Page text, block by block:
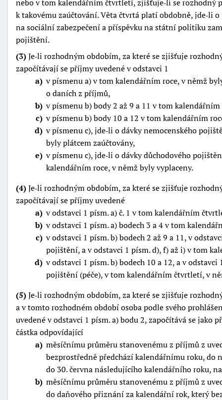
nebo v tom kalendářním čtvrtletí, zjišťuje‑li se rozhodný
k takovému zaúčtování. Věta čtvrtá platí obdobně, jde‑li
na sociální zabezpečení a příspěvku na státní politiku
pojištění.
(3)Je‑li rozhodným obdobím, za které se zjišťuje
započítávají se příjmy uvedené v odstavci 1
a v písmenu a) v tom kalendářním roce, v němž
o daních z příjmů,
b v písmenu b) body 2 až 9 a 11 v tom
c v písmenu b) body 10 a 12 v tom kalendářním
d v písmenu c), jde‑li o dávky nemocenského
byly plátcem zaúčtovány,
e v písmenu c), jde‑li o dávky důchodového
kalendářním roce, v němž byly vyplaceny.
(4)Je‑li rozhodným obdobím, za které se zjišťuje
započítávají se příjmy uvedené
a v odstavci 1 písm. a) č. 1 v tom kalendářním
b v odstavci 1 písm. a) bodech 3 a 4 v tom
c v odstavci 1 písm. b) bodech 2 až 9 a 11, v
pojištění, a v odstavci 1 písm. d), f) až i) v tom
d v odstavci 1 písm. b) bodech 10 a 12, a v
pojištění (péče), v tom kalendářním čtvrtletí, v
(5)Je‑li rozhodným obdobím, za které se zjišťuje
a v tomto rozhodném období osoba podle svého
uvedené v odstavci 1 písm. a) bodu 2, započítává se
částka odpovídající
a měsíčnímu průměru stanovenému z příjmů z
bezprostředně předchází kalendářnímu roku, do
do 30. června následujícího kalendářního roku,
b měsíčnímu průměru stanovenému z příjmů z
do daňového přiznání za kalendářní rok, který